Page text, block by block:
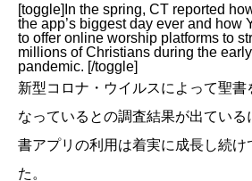
[toggle]In the spring, CT reported
the app’s biggest day ever and how
to offer online worship platforms to
millions of Christians during the
pandemic. [/toggle]
新型コロナ・ウイルスによって聖書
なっているとの調査結果が出ている
書アプリの利用は着実に成長し続け
た。